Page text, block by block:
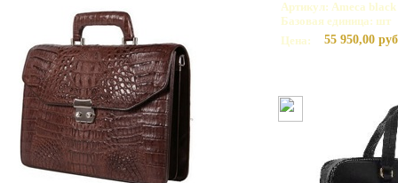
Артикул: Ameca black
Базовая единица: шт
Цена:
55 950,00